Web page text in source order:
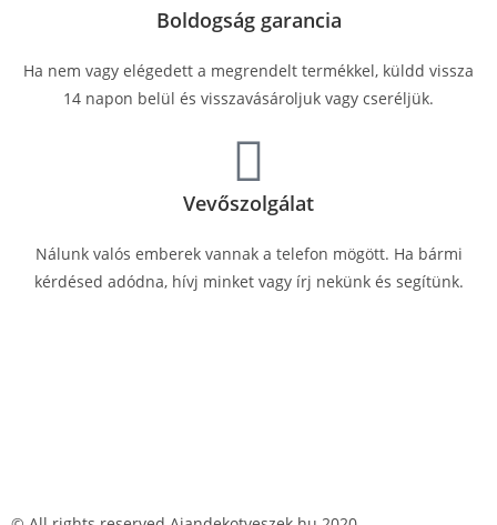
Boldogság garancia
Ha nem vagy elégedett a megrendelt termékkel, küldd vissza
14 napon belül és visszavásároljuk vagy cseréljük.
Vevőszolgálat
Nálunk valós emberek vannak a telefon mögött. Ha bármi
kérdésed adódna, hívj minket vagy írj nekünk és segítünk.